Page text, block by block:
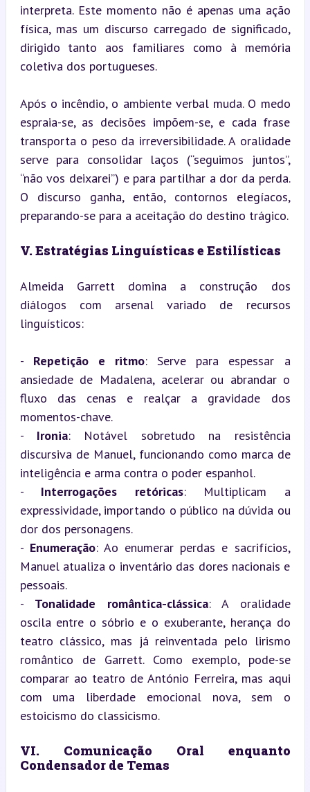
interpreta. Este momento não é apenas uma ação
física, mas um discurso carregado de significado,
dirigido tanto aos familiares como à memória
coletiva dos portugueses.
Após o incêndio, o ambiente verbal muda. O medo
espraia-se, as decisões impõem-se, e cada frase
transporta o peso da irreversibilidade. A oralidade
serve para consolidar laços (“seguimos juntos”,
“não vos deixarei”) e para partilhar a dor da perda.
O discurso ganha, então, contornos elegíacos,
preparando-se para a aceitação do destino trágico.
V. Estratégias Linguísticas e Estilísticas
Almeida Garrett domina a construção dos
diálogos com arsenal variado de recursos
linguísticos:
- Repetição e ritmo: Serve para espessar a
ansiedade de Madalena, acelerar ou abrandar o
fluxo das cenas e realçar a gravidade dos
momentos-chave.
- Ironia: Notável sobretudo na resistência
discursiva de Manuel, funcionando como marca de
inteligência e arma contra o poder espanhol.
- Interrogações retóricas: Multiplicam a
expressividade, importando o público na dúvida ou
dor dos personagens.
- Enumeração: Ao enumerar perdas e sacrifícios,
Manuel atualiza o inventário das dores nacionais e
pessoais.
- Tonalidade romântica-clássica: A oralidade
oscila entre o sóbrio e o exuberante, herança do
teatro clássico, mas já reinventada pelo lirismo
romântico de Garrett. Como exemplo, pode-se
comparar ao teatro de António Ferreira, mas aqui
com uma liberdade emocional nova, sem o
estoicismo do classicismo.
VI. Comunicação Oral enquanto
Condensador de Temas